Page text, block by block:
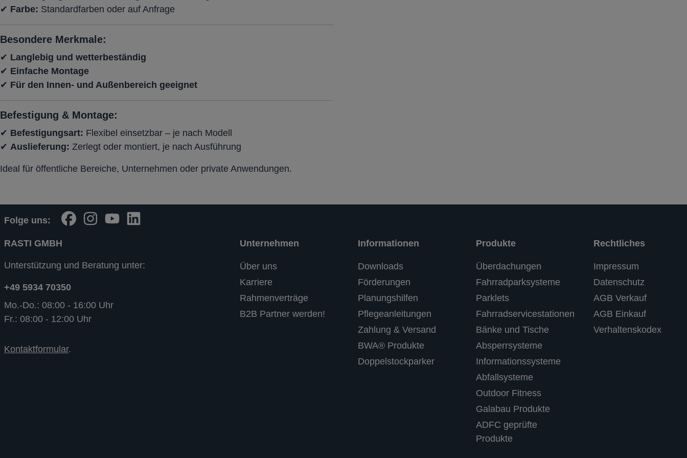
✔ Farbe: Standardfarben oder auf Anfrage
Besondere Merkmale:
✔ Langlebig und wetterbeständig
✔ Einfache Montage
✔ Für den Innen- und Außenbereich geeignet
Befestigung & Montage:
✔ Befestigungsart: Flexibel einsetzbar – je nach Modell
✔ Auslieferung: Zerlegt oder montiert, je nach Ausführung
Ideal für öffentliche Bereiche, Unternehmen oder private Anwendungen.
Folge uns:
RASTI GMBH
Unterstützung und Beratung unter:
+49 5934 70350
Mo.-Do.: 08:00 - 16:00 Uhr
Fr.: 08:00 - 12:00 Uhr
Kontaktformular.
Unternehmen
Über uns
Karriere
Rahmenverträge
B2B Partner werden!
Informationen
Downloads
Förderungen
Planungshilfen
Pflegeanleitungen
Zahlung & Versand
BWA® Produkte
Doppelstockparker
Produkte
Überdachungen
Fahrradparksysteme
Parklets
Fahrradservicestationen
Bänke und Tische
Absperrsysteme
Informationssysteme
Abfallsysteme
Outdoor Fitness
Galabau Produkte
ADFC geprüfte
Produkte
Rechtliches
Impressum
Datenschutz
AGB Verkauf
AGB Einkauf
Verhaltenskodex